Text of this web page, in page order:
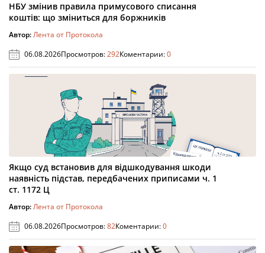
НБУ змінив правила примусового списання
коштів: що зміниться для боржників
Автор:Лента от Протокола
06.08.2026Просмотров:292Коментарии:0
Якщо суд встановив для відшкодування шкоди
наявність підстав, передбачених приписами ч. 1
ст. 1172 Ц
Автор:Лента от Протокола
06.08.2026Просмотров:82Коментарии:0